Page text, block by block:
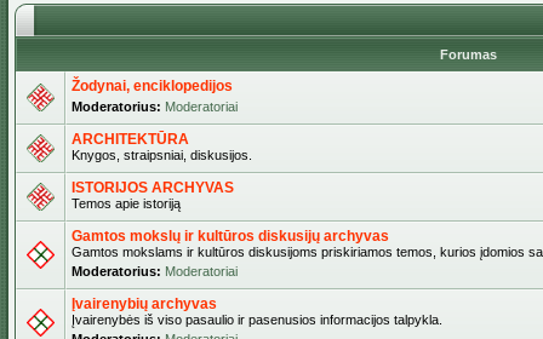
Forumas
Žodynai, enciklopedijos
Moderatorius: Moderatoriai
ARCHITEKTŪRA
Knygos, straipsniai, diskusijos.
ISTORIJOS ARCHYVAS
Temos apie istoriją
Gamtos mokslų ir kultūros diskusijų archyvas
Gamtos mokslams ir kultūros diskusijoms priskiriamos temos, kurios įdomios
Moderatorius: Moderatoriai
Įvairenybių archyvas
Įvairenybės iš viso pasaulio ir pasenusios informacijos talpykla.